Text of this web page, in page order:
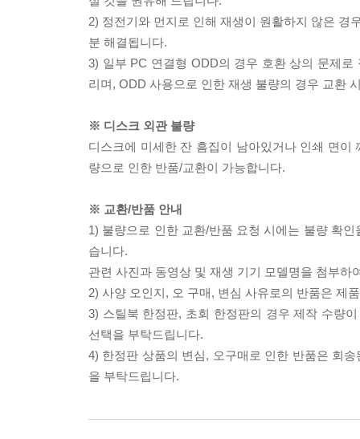
2) 정전기와 먼지로 인해 재생이 원활하지 않은 경
분 해결됩니다.
3) 일부 PC 연결형 ODD의 경우 호환 상의 문제
리며, ODD 사용으로 인한 재생 불량의 경우 교환
※ 디스크 외관 불량
디스크에 미세한 잔 흠집이 남아있거나 인쇄 면
량으로 인한 반품/교환이 가능합니다.
※ 교환/반품 안내
1) 불량으로 인한 교환/반품 요청 시에는 불량 확
습니다.
관련 사진과 동영상 및 재생 기기 모델명을 첨부하
2) 사양 오인지, 오 구매, 변심 사유로의 반품은 제
3) 스틸북 한정판, 초회 한정판의 경우 제작 수량
선택을 부탁드립니다.
4) 한정판 상품의 변심, 오구매로 인한 반품은 회
을 부탁드립니다.